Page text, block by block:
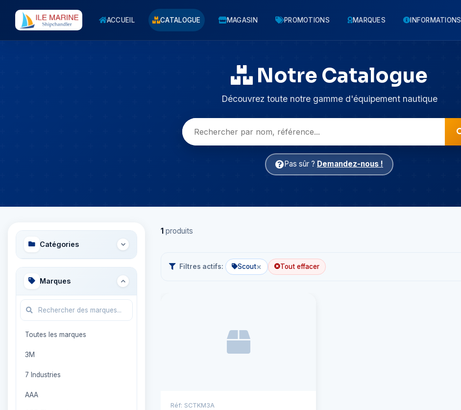
ACCUEIL CATALOGUE MAGASIN PROMOTIONS MARQUES INFORMATIONS
Notre Catalogue
Découvrez toute notre gamme d'équipement nautique
Pas sûr ? Demandez-nous !
Catégories
Marques
Toutes les marques
3M
7 Industries
AAA
1 produits
Filtres actifs: Scout× Tout effacer
Réf: SCTKM3A